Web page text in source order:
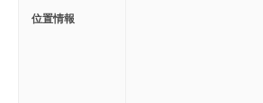
位置情報